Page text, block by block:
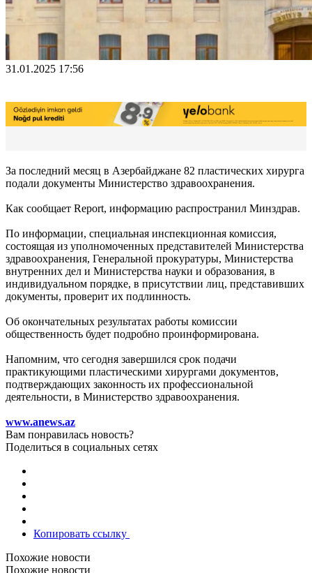
31.01.2025 17:56
За последний месяц в Азербайджане 82 пластических хирурга
подали документы Министерство здравоохранения.
Как сообщает Report, информацию распространил Минздрав.
По информации, специальная инспекционная комиссия,
состоящая из уполномоченных представителей Министерства
здравоохранения, Генеральной прокуратуры, Министерства
внутренних дел и Министерства науки и образования, в
индивидуальном порядке, в присутствии лиц, представивших
документы, проверит их подлинность.
Об окончательных результатах работы комиссии
общественность будет подробно проинформирована.
Напомним, что сегодня завершился срок подачи
практикующими пластическими хирургами документов,
подтверждающих законность их профессиональной
деятельности, в Министерство здравоохранения.
www.anews.az
Вам понравилась новость?
Поделиться в социальных сетях
Копировать ссылку
Похожие новости
Похожие новости